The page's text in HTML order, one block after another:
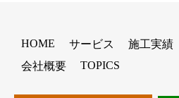
HOME サービス 施工実績
会社概要
TOPICS